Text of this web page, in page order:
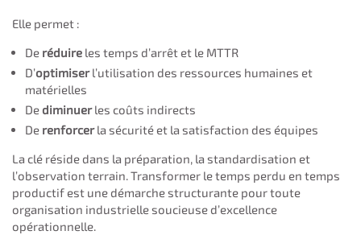
Elle permet :
De réduire les temps d’arrêt et le MTTR
D’optimiserl’utilisation des ressources humaines et
matérielles
De diminuerles coûts indirects
De renforcerla sécurité et la satisfaction des équipes
La clé réside dans la préparation, la standardisation et
l’observation terrain. Transformer le temps perdu en temps
productif est une démarche structurante pour toute
organisation industrielle soucieuse d’excellence
opérationnelle.